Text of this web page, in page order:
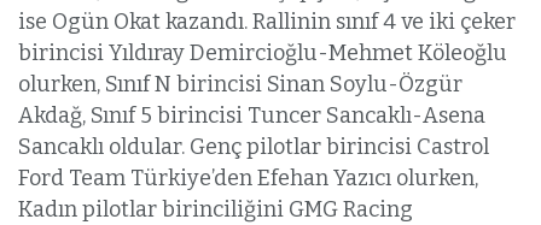
ise Ogün Okat kazandı. Rallinin sınıf 4 ve iki çeker
birincisi Yıldıray Demircioğlu-Mehmet Köleoğlu
olurken, Sınıf N birincisi Sinan Soylu-Özgür
Akdağ, Sınıf 5 birincisi Tuncer Sancaklı-Asena
Sancaklı oldular. Genç pilotlar birincisi Castrol
Ford Team Türkiye’den Efehan Yazıcı olurken,
Kadın pilotlar birinciliğini GMG Racing